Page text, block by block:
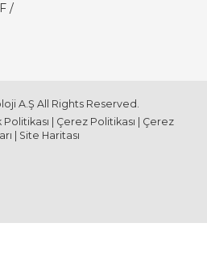
/
A.Ş All Rights Reserved.
Politikası Çerez Politikası
Çerez
Site Haritası